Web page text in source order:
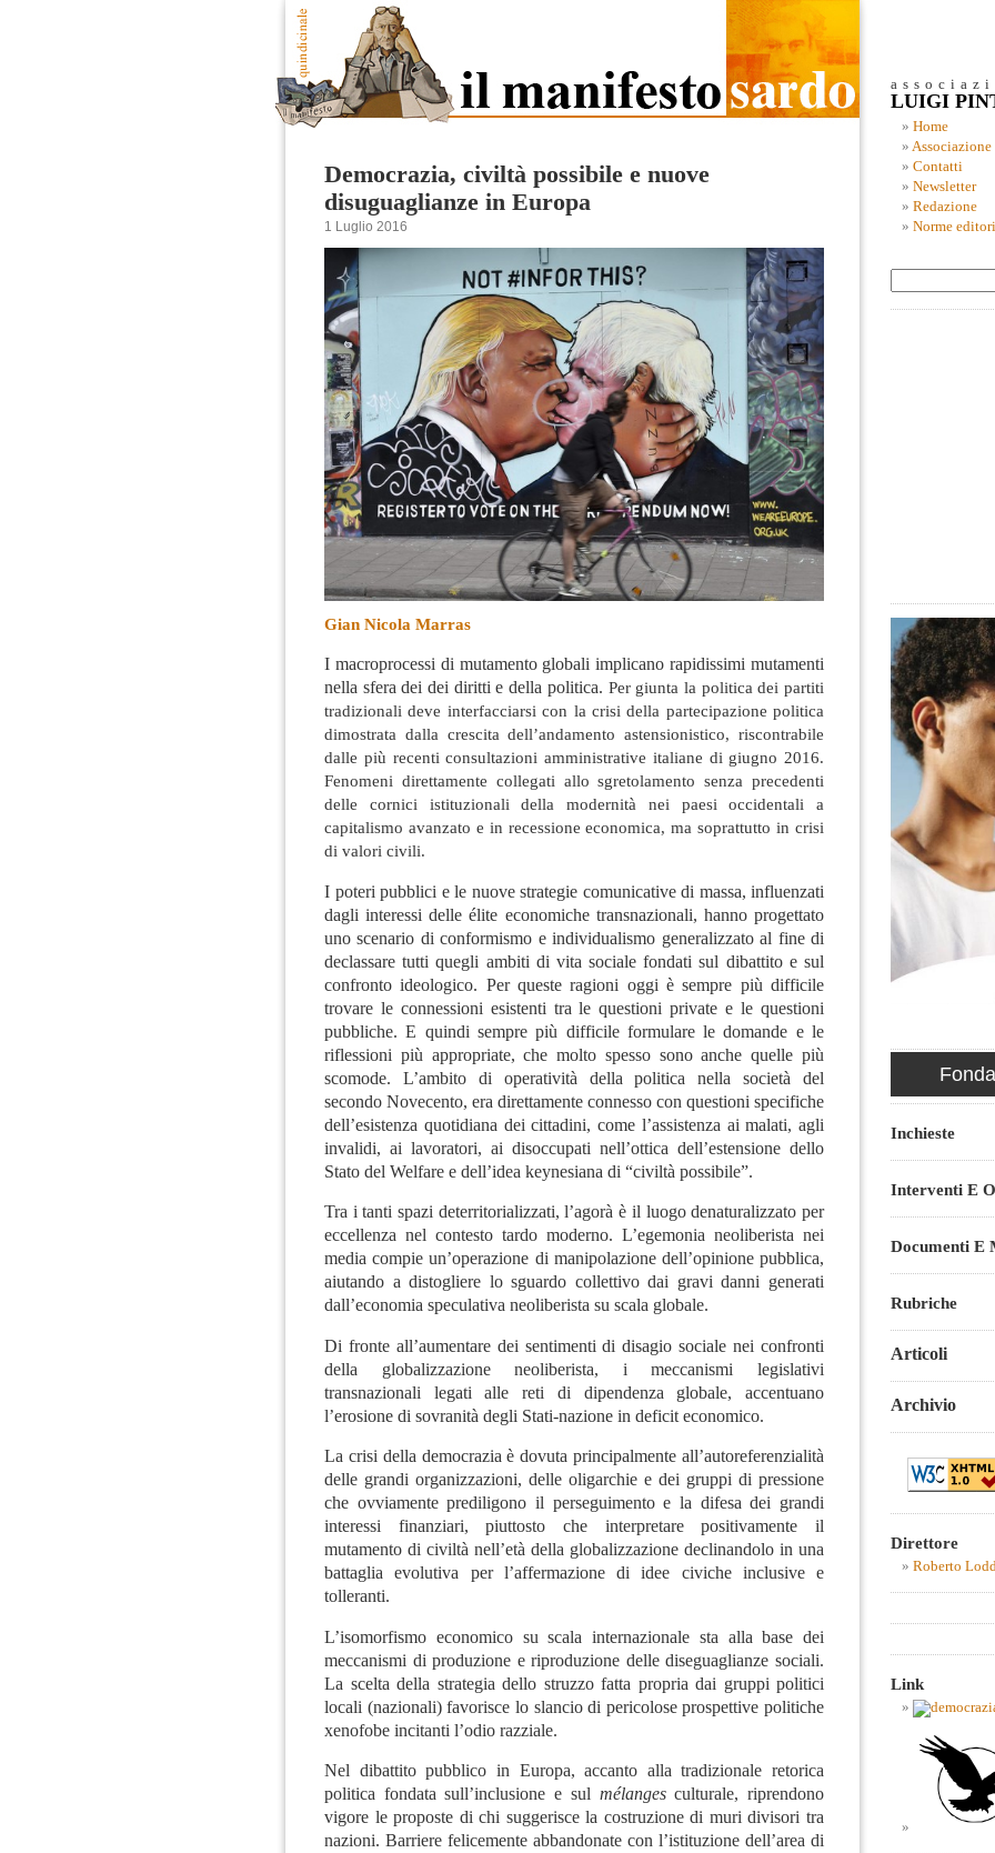
Democrazia, civiltà possibile e nuove
disuguaglianze in Europa
1 Luglio 2016
Gian Nicola Marras
I macroprocessi di mutamento globali implicano rapidissimi mutamenti
nella sfera dei dei diritti e della politica. Per giunta la politica dei partiti
tradizionali deve interfacciarsi con la crisi della partecipazione politica
dimostrata dalla crescita dell’andamento astensionistico, riscontrabile
dalle più recenti consultazioni amministrative italiane di giugno 2016.
Fenomeni direttamente collegati allo sgretolamento senza precedenti
delle cornici istituzionali della modernità nei paesi occidentali a
capitalismo avanzato e in recessione economica, ma soprattutto in crisi
di valori civili.
I poteri pubblici e le nuove strategie comunicative di massa, influenzati
dagli interessi delle élite economiche transnazionali, hanno progettato
uno scenario di conformismo e individualismo generalizzato al fine di
declassare tutti quegli ambiti di vita sociale fondati sul dibattito e sul
confronto ideologico. Per queste ragioni oggi è sempre più difficile
trovare le connessioni esistenti tra le questioni private e le questioni
pubbliche. E quindi sempre più difficile formulare le domande e le
riflessioni più appropriate, che molto spesso sono anche quelle più
scomode. L’ambito di operatività della politica nella società del
secondo Novecento, era direttamente connesso con questioni specifiche
dell’esistenza quotidiana dei cittadini, come l’assistenza ai malati, agli
invalidi, ai lavoratori, ai disoccupati nell’ottica dell’estensione dello
Stato del Welfare e dell’idea keynesiana di “civiltà possibile”.
Tra i tanti spazi deterritorializzati, l’agorà è il luogo denaturalizzato per
eccellenza nel contesto tardo moderno. L’egemonia neoliberista nei
media compie un’operazione di manipolazione dell’opinione pubblica,
aiutando a distogliere lo sguardo collettivo dai gravi danni generati
dall’economia speculativa neoliberista su scala globale.
Di fronte all’aumentare dei sentimenti di disagio sociale nei confronti
della globalizzazione neoliberista, i meccanismi legislativi
transnazionali legati alle reti di dipendenza globale, accentuano
l’erosione di sovranità degli Stati-nazione in deficit economico.
La crisi della democrazia è dovuta principalmente all’autoreferenzialità
delle grandi organizzazioni, delle oligarchie e dei gruppi di pressione
che ovviamente prediligono il perseguimento e la difesa dei grandi
interessi finanziari, piuttosto che interpretare positivamente il
mutamento di civiltà nell’età della globalizzazione declinandolo in una
battaglia evolutiva per l’affermazione di idee civiche inclusive e
tolleranti.
L’isomorfismo economico su scala internazionale sta alla base dei
meccanismi di produzione e riproduzione delle diseguaglianze sociali.
La scelta della strategia dello struzzo fatta propria dai gruppi politici
locali (nazionali) favorisce lo slancio di pericolose prospettive politiche
xenofobe incitanti l’odio razziale.
Nel dibattito pubblico in Europa, accanto alla tradizionale retorica
politica fondata sull’inclusione e sul mélangesculturale, riprendono
vigore le proposte di chi suggerisce la costruzione di muri divisori tra
nazioni. Barriere felicemente abbandonate con l’istituzione dell’area di
LUIGI
Home
Associazione
Contatti
Newsletter
Redazione
Norme
Inchieste
Interventi E
Documenti E
Rubriche
Articoli
Archivio
Direttore
Roberto
Link